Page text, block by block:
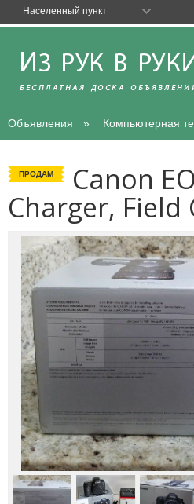
Объявления Компьютерная
ПРОДАМ Canon
Charger,
Населенный пункт